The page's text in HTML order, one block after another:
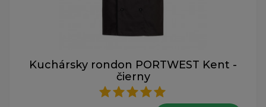
Kuchársky rondon PORTWEST Kent -
čierny